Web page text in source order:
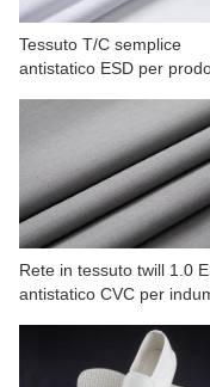
Tessuto T/C semplice
antistatico ESD per
produzione commerciale
Rete in tessuto twill 1.0
antistatico CVC per